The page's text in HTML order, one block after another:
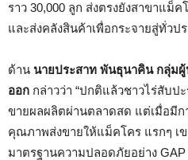
ราว 30,000 ลูก ส่งตรงยังสาขาแม็
และส่งคลังสินค้าเพื่อกระจายสู่ทั่วปร
ด้าน นายประสาท พันธุนาคิน กลุ่ม
ออก กล่าวว่า “ปกติแล้วชาวไร่สับ
ขายผลผลิตผ่านตลาดสด แต่เมื่อมี
คุณภาพส่งขายให้แม็คโคร แรกๆ เข
มาตรฐานความปลอดภัยอย่าง